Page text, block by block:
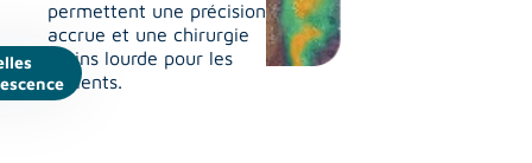
permettent une précision
accrue et une chirurgie
moins lourde pour les
patients.